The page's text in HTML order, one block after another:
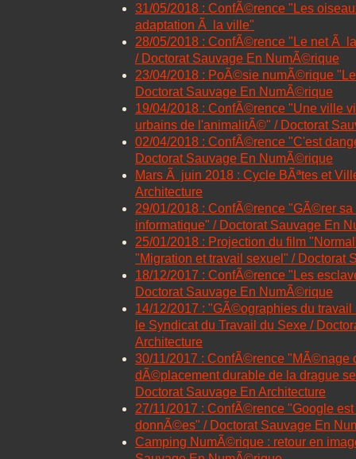
31/05/2018 : ConfÃ©rence "Les
adaptation Ã la ville"
28/05/2018 : ConfÃ©rence "Le net Ã
/ Doctorat Sauvage En NumÃ©rique
23/04/2018 : PoÃ©sie numÃ©rique
Doctorat Sauvage En NumÃ©rique
19/04/2018 : ConfÃ©rence "Une ville
urbains de l'animalitÃ©" / Doctorat
02/04/2018 : ConfÃ©rence "C'est
Doctorat Sauvage En NumÃ©rique
Mars Ã juin 2018 : Cycle BÃªtes et
Architecture
29/01/2018 : ConfÃ©rence "GÃ©rer
informatique" / Doctorat Sauvage En
25/01/2018 : Projection du film
"Migration et travail sexuel" / Doctorat
18/12/2017 : ConfÃ©rence "Les
Doctorat Sauvage En NumÃ©rique
14/12/2017 : "GÃ©ographies du
le Syndicat du Travail du Sexe /
Architecture
30/11/2017 : ConfÃ©rence "MÃ©nage
dÃ©placement durable de la drague
Doctorat Sauvage En Architecture
27/11/2017 : ConfÃ©rence "Google
donnÃ©es" / Doctorat Sauvage En
Camping NumÃ©rique : retour en